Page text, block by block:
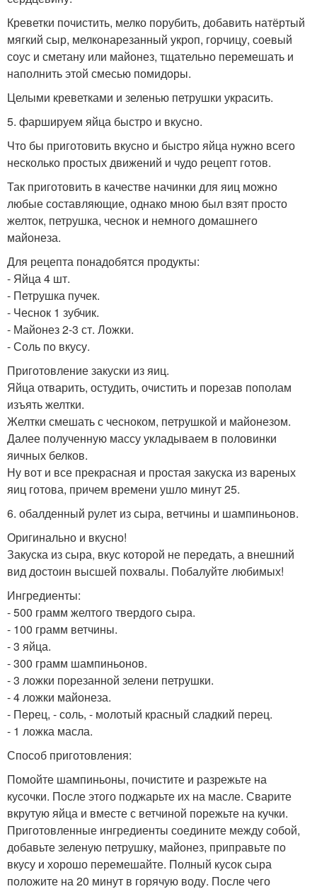
Креветки почистить, мелко порубить, добавить натёртый
мягкий сыр, мелконарезанный укроп, горчицу, соевый
соус и сметану или майонез, тщательно перемешать и
наполнить этой смесью помидоры.
Целыми креветками и зеленью петрушки украсить.
5. фаршируем яйца быстро и вкусно.
Что бы приготовить вкусно и быстро яйца нужно всего
несколько простых движений и чудо рецепт готов.
Так приготовить в качестве начинки для яиц можно
любые составляющие, однако мною был взят просто
желток, петрушка, чеснок и немного домашнего
майонеза.
Для рецепта понадобятся продукты:
- Яйца 4 шт.
- Петрушка пучек.
- Чеснок 1 зубчик.
- Майонез 2-3 ст. Ложки.
- Соль по вкусу.
Приготовление закуски из яиц.
Яйца отварить, остудить, очистить и порезав пополам
изъять желтки.
Желтки смешать с чесноком, петрушкой и майонезом.
Далее полученную массу укладываем в половинки
яичных белков.
Ну вот и все прекрасная и простая закуска из вареных
яиц готова, причем времени ушло минут 25.
6. обалденный рулет из сыра, ветчины и шампиньонов.
Оригинально и вкусно!
Закуска из сыра, вкус которой не передать, а внешний
вид достоин высшей похвалы. Побалуйте любимых!
Ингредиенты:
- 500 грамм желтого твердого сыра.
- 100 грамм ветчины.
- 3 яйца.
- 300 грамм шампиньонов.
- 3 ложки порезанной зелени петрушки.
- 4 ложки майонеза.
- Перец, - соль, - молотый красный сладкий перец.
- 1 ложка масла.
Способ приготовления:
Помойте шампиньоны, почистите и разрежьте на
кусочки. После этого поджарьте их на масле. Сварите
вкрутую яйца и вместе с ветчиной порежьте на кучки.
Приготовленные ингредиенты соедините между собой,
добавьте зеленую петрушку, майонез, приправьте по
вкусу и хорошо перемешайте. Полный кусок сыра
положите на 20 минут в горячую воду. После чего